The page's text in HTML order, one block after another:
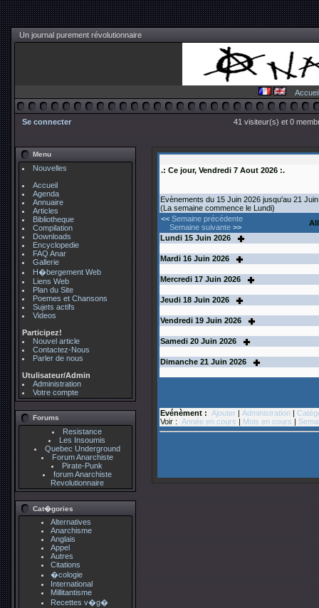
Un journal purement révolutionnaire
Accueil
Se connecter 41 visiteur(s) et 0
Menu
Nouvelles
Accueil
Agenda
Annuaire
Articles
Bibliotheque
Compilation
Downloads
Encyclopedie
FAQ Anar
Gallerie
H�bergement Web
Liens Web
Plan du Site
Poemes et Chansons
Sujets actifs
Videos
Participez!
Nouvel article
Contactez-Nous
Parler de nous
Utulisateur/Admin
Administration
Votre compte
Forums
Resistance
Les Insoumis
Quebec Underground
Forum Anarchiste
Pirate-Punk
forum Anarchiste
Revolutionnaire
Cat�gories
Alternatives
Anarchisme
Anglais
Appel
Autres
Citations
�cologie
International
Millitantisme
Recettes v�g�
.: Ce jour, Vendredi 7 Aout 2026 :.
Evènements du 15 Juin 2026 jusqu'au 21
(La semaine commence le Lundi)
<< Semaine précédente
Semaine suivante >>
Lundi 15 Juin 2026
Mardi 16 Juin 2026
Mercredi 17 Juin 2026
Jeudi 18 Juin 2026
Vendredi 19 Juin 2026
Samedi 20 Juin 2026
Dimanche 21 Juin 2026
Evénèment : Ajouter | Administration |
Voir : Année en cours | Mois en cours |